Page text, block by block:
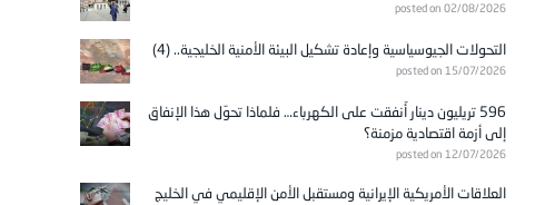
posted on 02/08/2026
التحولات الجيوسياسية وإعادة تشكيل البيئة الأمنية الخليجية.. (4)
posted on 15/07/2026
596 تريليون دينار أُنفقت على الكهرباء… فلماذا تحوّل هذا الإنفاق
إلى أزمة اقتصادية مزمنة؟
posted on 12/07/2026
العلاقات الأمريكية الإيرانية ومستقبل الأمن الإقليمي في الخليج